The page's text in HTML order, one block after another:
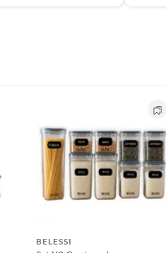
BELESSI